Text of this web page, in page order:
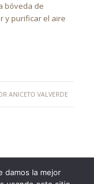
bóveda de
y purificar el aire
ANICETO VALVERDE
damos la mejor